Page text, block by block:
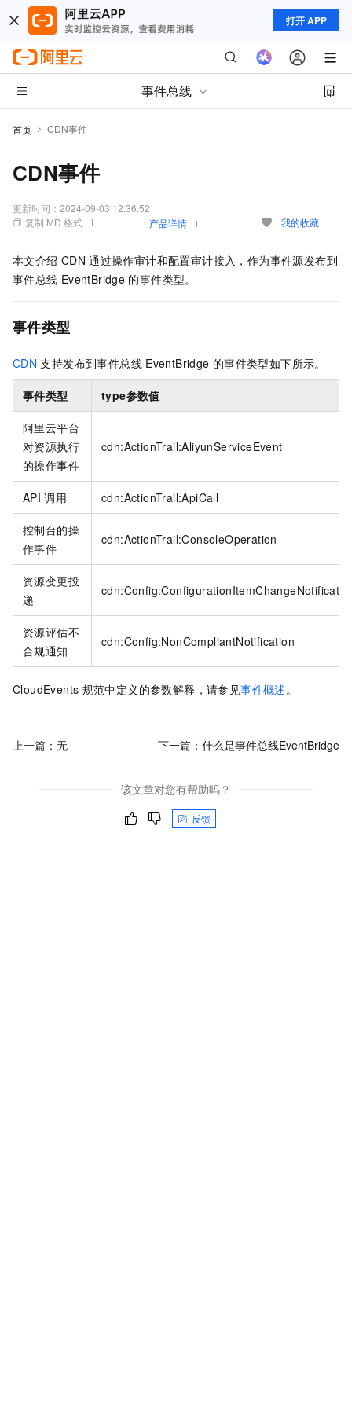
打开 APP
事件总线
首页 CDN事件
CDN事件
更新时间： 2024-09-03 12:36:52
复制 MD 格式
产品详情 我的收藏
本文介绍 CDN 通过操作审计和配置审计接入，作为事件源发布到
事件总线 EventBridge 的事件类型。
事件类型
CDN 支持发布到事件总线 EventBridge 的事件类型如下所示。
事件类型 type参数值
阿里云平台
对资源执行
的操作事件
cdn:ActionTrail:AliyunServiceEvent
API 调用 cdn:ActionTrail:ApiCall
控制台的操
作事件
cdn:ActionTrail:ConsoleOperation
资源变更投
递
资源评估不
合规通知
cdn:Config:NonCompliantNotification
CloudEvents 规范中定义的参数解释，请参见事件概述。
上一篇：无 下一篇： 什么是事件总线EventBridge
该文章对您有帮助吗？
反馈